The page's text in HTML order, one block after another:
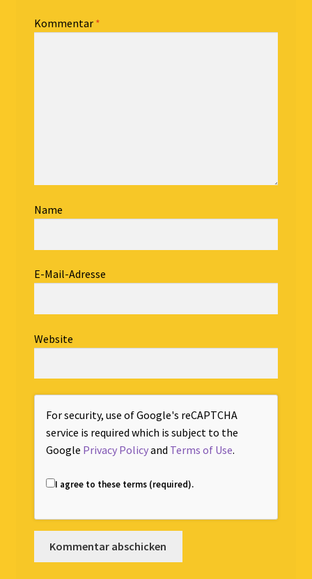
Kommentar *
Name
E-Mail-Adresse
Website
For security, use of Google's reCAPTCHA
service is required which is subject to the
Google Privacy Policyand Terms of Use.
I agree to these terms (required).